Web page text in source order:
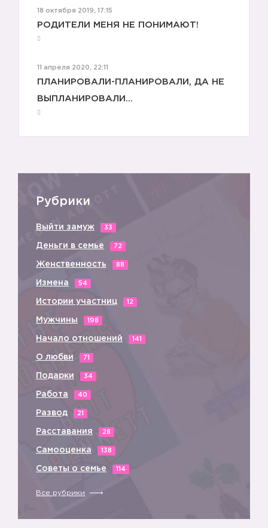
18 октября 2019, 17:15
РОДИТЕЛИ МЕНЯ НЕ ПОНИМАЮТ!
11 апреля 2020, 22:11
ПЛАНИРОВАЛИ-ПЛАНИРОВАЛИ, ДА НЕ
ВЫПЛАНИРОВАЛИ... ⠀
Рубрики
Выйти замуж 33
Деньги в семье 72
Женственность 88
Измена 54
Истории участниц 12
Мужчины 198
Начало отношений 141
О любви 71
Подарки 34
Работа 40
Развод 21
Расставания 28
Самооценка 138
Советы о семье 114
Все рубрики